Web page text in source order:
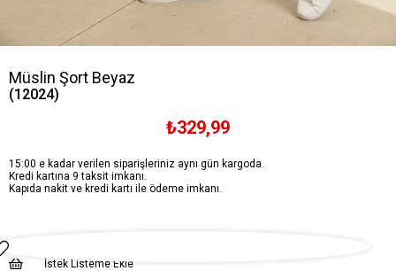
Müslin Şort Beyaz
(12024)
₺329,99
15:00 e kadar verilen siparişleriniz aynı gün kargoda.
Kredi kartına 9 taksit imkanı.
Kapıda nakit ve kredi kartı ile ödeme imkanı.
İstek Listeme Ekle